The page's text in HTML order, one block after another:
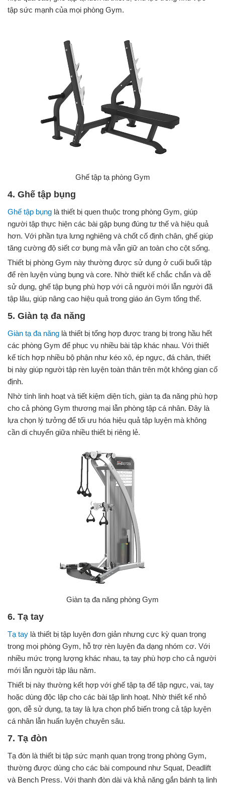
tập sức mạnh của mọi phòng Gym.
Ghế tập tạ phòng Gym
4. Ghế tập bụng
Ghế tập bụng là thiết bị quen thuộc trong phòng Gym, giúp
người tập thực hiện các bài gập bụng đúng tư thế và hiệu quả
hơn. Với phần tựa lưng nghiêng và chốt cố định chân, ghế giúp
tăng cường độ siết cơ bụng mà vẫn giữ an toàn cho cột sống.
Thiết bị phòng Gym này thường được sử dụng ở cuối buổi tập
để rèn luyện vùng bụng và core. Nhờ thiết kế chắc chắn và dễ
sử dụng, ghế tập bụng phù hợp với cả người mới lẫn người đã
tập lâu, giúp nâng cao hiệu quả trong giáo án Gym tổng thể.
5. Giàn tạ đa năng
Giàn tạ đa năng là thiết bị tổng hợp được trang bị trong hầu hết
các phòng Gym để phục vụ nhiều bài tập khác nhau. Với thiết
kế tích hợp nhiều bộ phận như kéo xô, ép ngực, đá chân, thiết
bị này giúp người tập rèn luyện toàn thân trên một không gian cố
định.
Nhờ tính linh hoạt và tiết kiệm diện tích, giàn tạ đa năng phù hợp
cho cả phòng Gym thương mại lẫn phòng tập cá nhân. Đây là
lựa chọn lý tưởng để tối ưu hóa hiệu quả tập luyện mà không
cần di chuyển giữa nhiều thiết bị riêng lẻ.
Giàn tạ đa năng phòng Gym
6. Tạ tay
Tạ tay là thiết bị tập luyện đơn giản nhưng cực kỳ quan trọng
trong mọi phòng Gym, hỗ trợ rèn luyện đa dạng nhóm cơ. Với
nhiều mức trọng lượng khác nhau, tạ tay phù hợp cho cả người
mới lẫn người tập lâu năm.
Thiết bị này thường kết hợp với ghế tập tạ để tập ngực, vai, tay
hoặc dùng độc lập cho các bài tập linh hoạt. Nhờ thiết kế nhỏ
gọn, dễ sử dụng, tạ tay là lựa chọn phổ biến trong cả tập luyện
cá nhân lẫn huấn luyện chuyên sâu.
7. Tạ đòn
Tạ đòn là thiết bị tập sức mạnh quan trọng trong phòng Gym,
thường được dùng cho các bài compound như Squat, Deadlift
và Bench Press. Với thanh đòn dài và khả năng gắn bánh tạ linh